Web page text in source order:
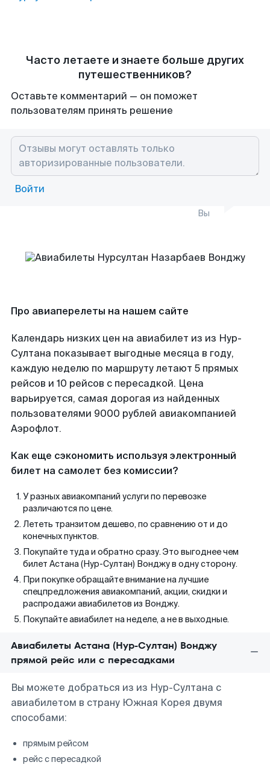
Часто летаете и знаете больше других
путешественников?
Оставьте комментарий — он поможет
пользователям принять решение
Войти
Вы
Про авиаперелеты на нашем сайте
Календарь низких цен на авиабилет из из Нур-
Султана показывает выгодные месяца в году,
каждую неделю по маршруту летают 5 прямых
рейсов и 10 рейсов с пересадкой. Цена
варьируется, самая дорогая из найденных
пользователями 9000 рублей авиакомпанией
Аэрофлот.
Как еще сэкономить используя электронный
билет на самолет без комиссии?
У разных авиакомпаний услуги по перевозке
различаются по цене.
Лететь транзитом дешево, по сравнению от и до
конечных пунктов.
Покупайте туда и обратно сразу. Это выгоднее чем
билет Астана (Нур-Султан) Вонджу в одну сторону.
При покупке обращайте внимание на лучшие
спецпредложения авиакомпаний, акции, скидки и
распродажи авиабилетов из Вонджу.
Покупайте авиабилет на неделе, а не в выходные.
Авиабилеты Астана (Нур-Султан) Вонджу
прямой рейс или с пересадками
Вы можете добраться из из Нур-Султана с
авиабилетом в страну Южная Корея двумя
способами:
прямым рейсом
рейс с пересадкой